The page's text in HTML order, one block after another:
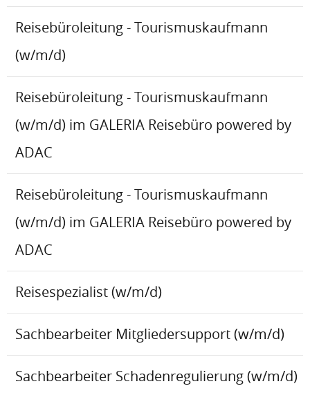
Reisebüroleitung - Tourismuskaufmann
(w/m/d)
Reisebüroleitung - Tourismuskaufmann
(w/m/d) im GALERIA Reisebüro powered by
ADAC
Reisebüroleitung - Tourismuskaufmann
(w/m/d) im GALERIA Reisebüro powered by
ADAC
Reisespezialist (w/m/d)
Sachbearbeiter Mitgliedersupport (w/m/d)
Sachbearbeiter Schadenregulierung (w/m/d)